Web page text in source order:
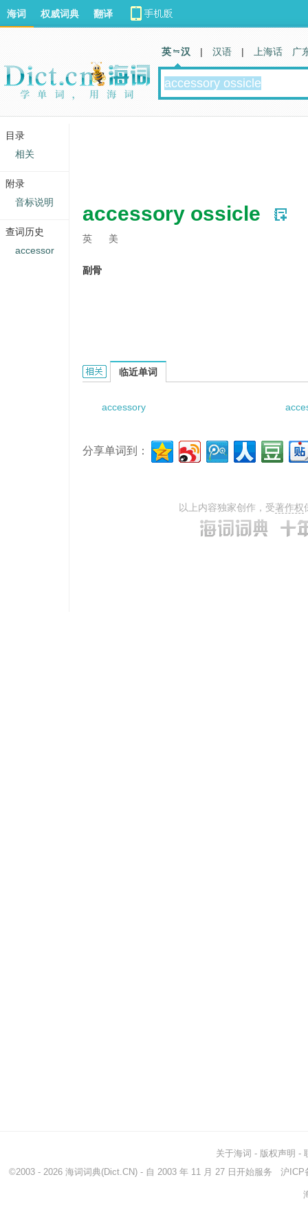
accessory ossicle
英 美
副骨
accessory ossicle的相关资料：
临近单词
accessory
分享单词到：
以上内容独家创作，受著作权
海词 权威词典 翻译
英 汉 | 汉语 | 上海话 广
关于海词 - 版权声明 -
©2003 - 2026 海词词典(Dict.CN) - 自 2003 年 11 月 27 日开始服务 沪ICP
目录
相关
附录
音标说明
查词历史
accessor